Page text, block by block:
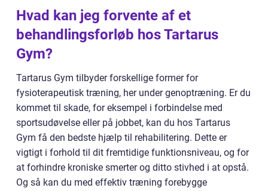
Hvad kan jeg forvente af et
behandlingsforløb hos Tartarus
Gym?
Tartarus Gym tilbyder forskellige former for
fysioterapeutisk træning, her under genoptræning. Er du
kommet til skade, for eksempel i forbindelse med
sportsudøvelse eller på jobbet, kan du hos Tartarus
Gym få den bedste hjælp til rehabilitering. Dette er
vigtigt i forhold til dit fremtidige funktionsniveau, og for
at forhindre kroniske smerter og ditto stivhed i at opstå.
Og så kan du med effektiv træning forebygge